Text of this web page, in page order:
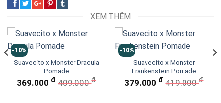
XEM THÊM
-10%
Suavecito x Monster Dracula
Pomade
369.000đ 409.000đ
-10%
Suavecito x Monster
Frankenstein Pomade
379.000đ 419.000đ